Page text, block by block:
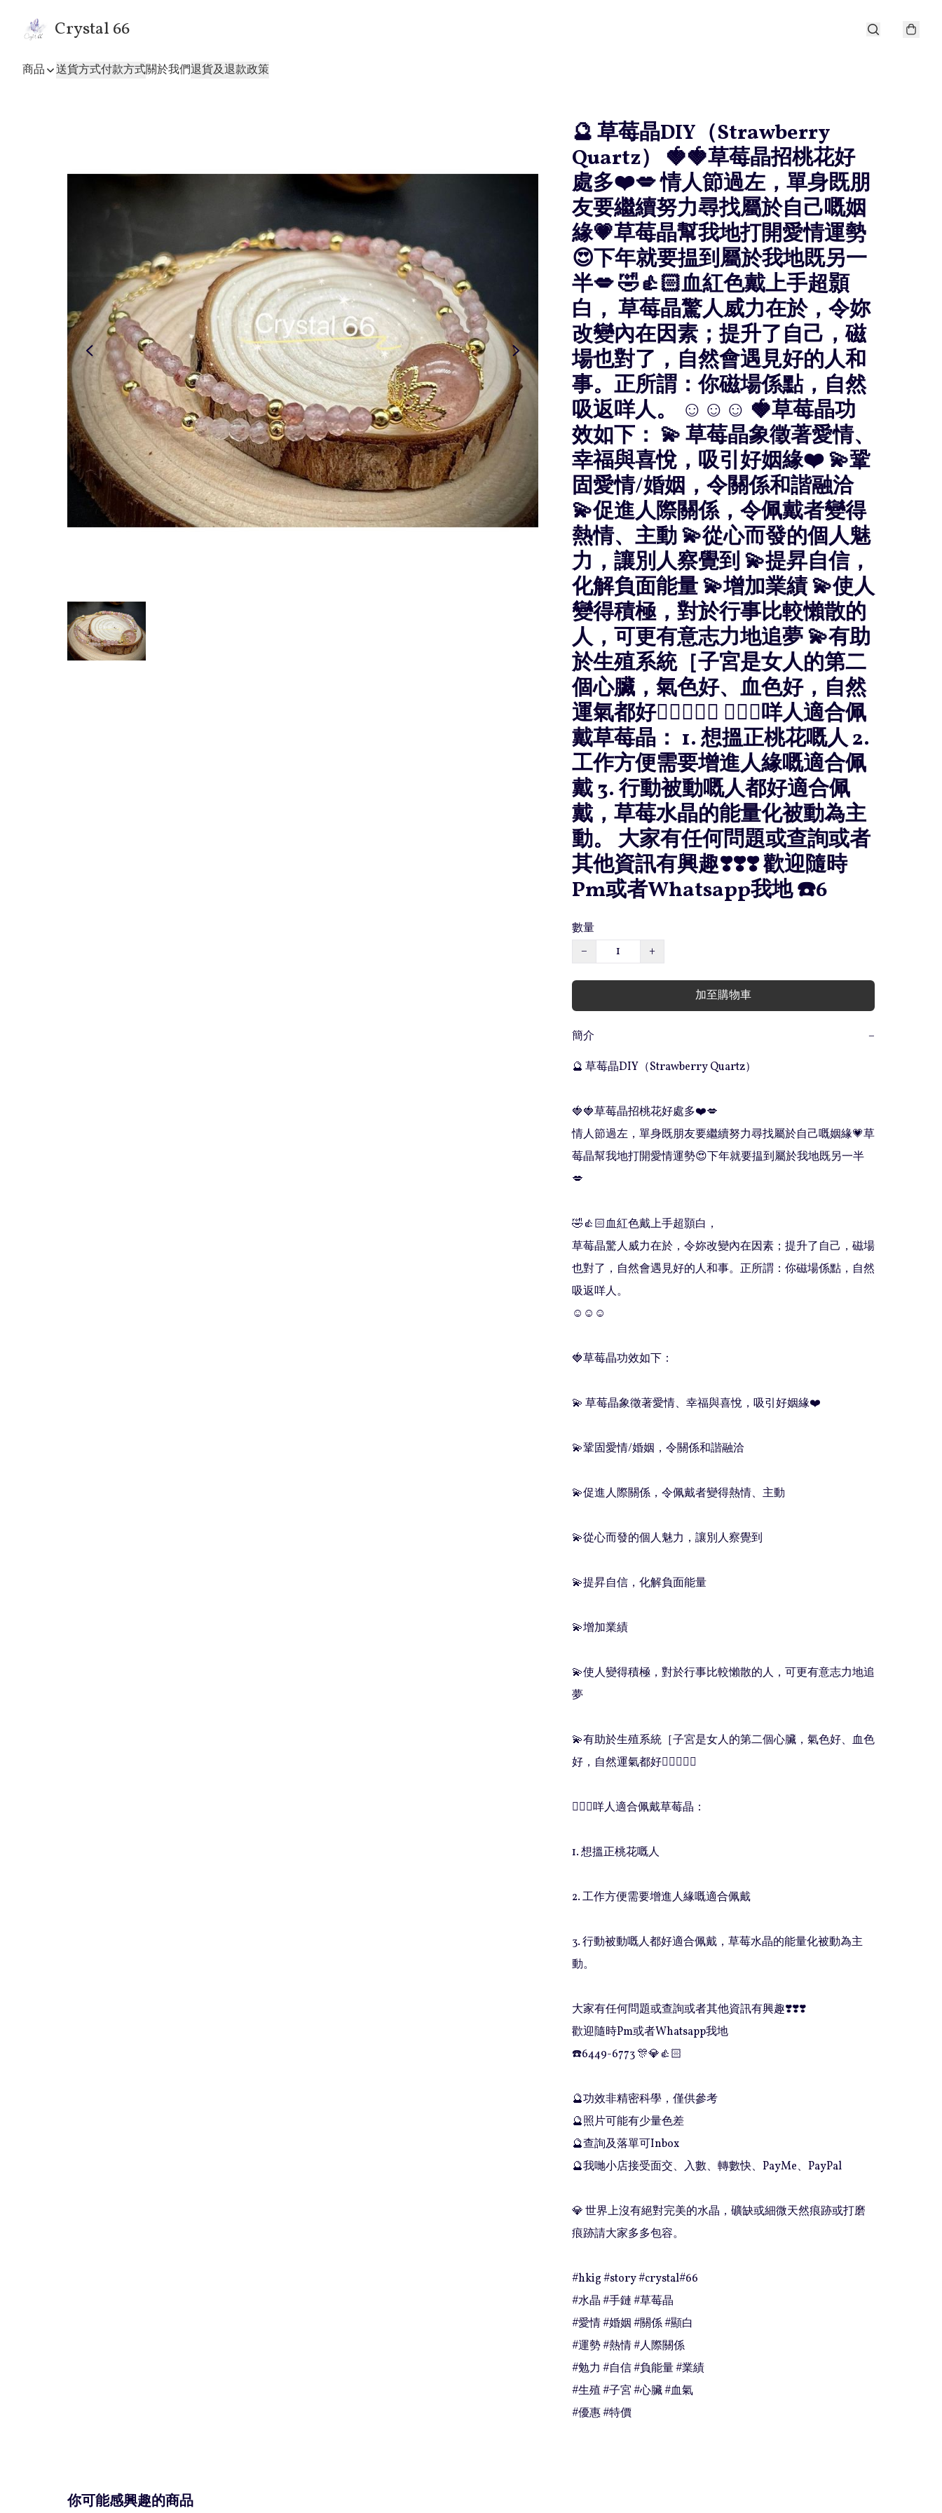
Crystal 66
商品 送貨方式付款方式關於我們退貨及退款政策
🔮 草莓晶DIY（Strawberry
Quartz） 🍓🍓草莓晶招桃花好
處多❤️💋 情人節過左，單身既朋
友要繼續努力尋找屬於自己嘅姻
緣💗草莓晶幫我地打開愛情運勢
😍下年就要揾到屬於我地既另一
半💋 🤣👍🏻血紅色戴上手超顥
白， 草莓晶驚人威力在於，令妳
改變內在因素；提升了自己，磁
場也對了，自然會遇見好的人和
事。正所謂：你磁場係點，自然
吸返咩人。 ☺️☺️☺️ 🍓草莓晶功
效如下： 💫 草莓晶象徵著愛情、
幸福與喜悅，吸引好姻緣❤️ 💫鞏
固愛情/婚姻，令關係和諧融洽
💫促進人際關係，令佩戴者變得
熱情、主動 💫從心而發的個人魅
力，讓別人察覺到 💫提昇自信，
化解負面能量 💫增加業績 💫使人
變得積極，對於行事比較懶散的
人，可更有意志力地追夢 💫有助
於生殖系統［子宮是女人的第二
個心臟，氣色好、血色好，自然
運氣都好👍🏻👍🏻🌈 🧚🏻‍♀️咩人適合佩
戴草莓晶： 1. 想搵正桃花嘅人 2.
工作方便需要增進人緣嘅適合佩
戴 3. 行動被動嘅人都好適合佩
戴，草莓水晶的能量化被動為主
動。 大家有任何問題或查詢或者
其他資訊有興趣❣️❣️❣️ 歡迎隨時
Pm或者Whatsapp我地 ☎️6
數量
−
+
加至購物車
簡介
−
🔮 草莓晶DIY（Strawberry Quartz）
🍓🍓草莓晶招桃花好處多❤️💋
情人節過左，單身既朋友要繼續努力尋找屬於自己嘅姻緣💗草
莓晶幫我地打開愛情運勢😍下年就要揾到屬於我地既另一半
💋
🤣👍🏻血紅色戴上手超顥白，
草莓晶驚人威力在於，令妳改變內在因素；提升了自己，磁場
也對了，自然會遇見好的人和事。正所謂：你磁場係點，自然
吸返咩人。
☺️☺️☺️
🍓草莓晶功效如下：
💫 草莓晶象徵著愛情、幸福與喜悅，吸引好姻緣❤️
💫鞏固愛情/婚姻，令關係和諧融洽
💫促進人際關係，令佩戴者變得熱情、主動
💫從心而發的個人魅力，讓別人察覺到
💫提昇自信，化解負面能量
💫增加業績
💫使人變得積極，對於行事比較懶散的人，可更有意志力地追
夢
💫有助於生殖系統［子宮是女人的第二個心臟，氣色好、血色
好，自然運氣都好👍🏻👍🏻🌈
🧚🏻‍♀️咩人適合佩戴草莓晶：
1. 想搵正桃花嘅人
2. 工作方便需要增進人緣嘅適合佩戴
3. 行動被動嘅人都好適合佩戴，草莓水晶的能量化被動為主
動。
大家有任何問題或查詢或者其他資訊有興趣❣️❣️❣️
歡迎隨時Pm或者Whatsapp我地
☎️6449-6773 🎊💎👍🏻
🔮功效非精密科學，僅供參考
🔮照片可能有少量色差
🔮查詢及落單可Inbox
🔮我哋小店接受面交、入數、轉數快、PayMe、PayPal
💎 世界上沒有絕對完美的水晶，礦缺或細微天然痕跡或打磨
痕跡請大家多多包容。
#hkig #story #crystal#66
#水晶 #手鏈 #草莓晶
#愛情 #婚姻 #關係 #顯白
#運勢 #熱情 #人際關係
#勉力 #自信 #負能量 #業績
#生殖 #子宮 #心臟 #血氣
#優惠 #特價
你可能感興趣的商品